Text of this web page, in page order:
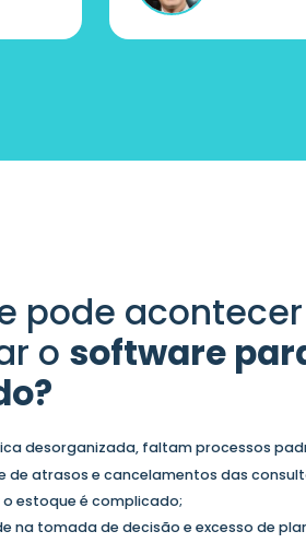
pode
o software
desorganizada, faltam processos
de atrasos e cancelamentos das
estoque é complicado;
na tomada de decisão e excesso de